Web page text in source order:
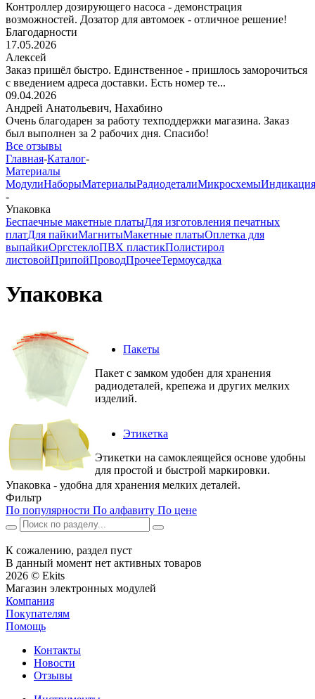
Контроллер дозирующего насоса - демонстрация
возможностей. Дозатор для автомоек - отличное решение!
Благодарности
17.05.2026
Алексей
Заказ пришёл быстро. Единственное - пришлось заморочиться
с введением адреса доставки. Есть номер те...
09.04.2026
Андрей Анатольевич, Нахабино
Очень благодарен за работу техподдержки магазина. Заказ
был выполнен за 2 рабочих дня. Спасибо!
Все отзывы
Главная-Каталог-
Материалы
МодулиНаборыМатериалыРадиодеталиМикросхемыИндикация
-
Упаковка
Беспаечные макетные платыДля изготовления печатных
платДля пайкиМагнитыМакетные платыОплетка для
выпайкиОргстеклоПВХ пластикПолистирол
листовойПрипойПроводПрочееТермоусадка
Упаковка
Пакеты
Пакет с замком удобен для хранения
радиодеталей, крепежа и других мелких
изделий.
Этикетка
Этикетки на самоклеящейся основе удобны
для простой и быстрой маркировки.
Упаковка - удобна для хранения мелких деталей.
Фильтр
По популярности По алфавиту По цене
К сожалению, раздел пуст
В данный момент нет активных товаров
2026 © Ekits
Магазин электронных модулей
Компания
Покупателям
Помощь
Контакты
Новости
Отзывы